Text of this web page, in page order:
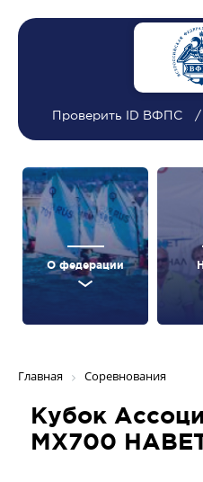
Проверить ID ВФПС
О федерации
Главная Соревнования
Кубок
МХ700